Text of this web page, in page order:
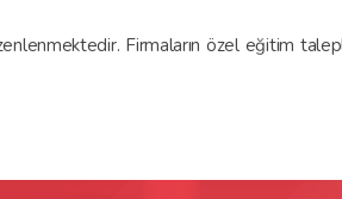
Firmaların özel eğitim